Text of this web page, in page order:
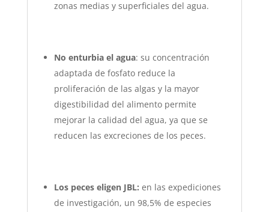
zonas medias y superficiales del agua.
No enturbia el agua: su concentración
adaptada de fosfato reduce la
proliferación de las algas y la mayor
digestibilidad del alimento permite
mejorar la calidad del agua, ya que se
reducen las excreciones de los peces.
Los peces eligen JBL: en las expediciones
de investigación, un 98,5% de especies